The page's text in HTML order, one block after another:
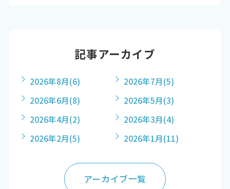
記事アーカイブ
2026年8月(6) 2026年7月(5)
2026年6月(8) 2026年5月(3)
2026年4月(2) 2026年3月(4)
2026年2月(5) 2026年1月(11)
アーカイブ一覧